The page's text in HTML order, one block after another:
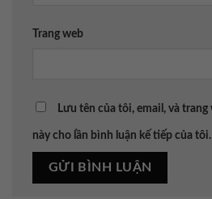
Trang web
Lưu tên của tôi, email, và
này cho lần bình luận kế tiếp của tôi.